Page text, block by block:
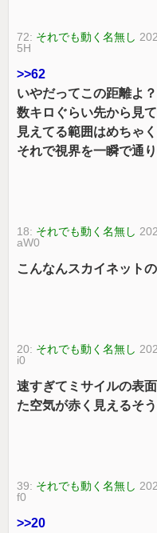
72: それでも動く名無し
5H
>>62
いやだってこの距離よ？
数キロぐらい先から見
見えてる範囲はめちゃ
それで視界を一瞬で通
18: それでも動く名無し
aW0
こんなんスカイネット
20: それでも動く名無し
i0
速すぎてミサイルの表
た空気が赤く見えるそ
39: それでも動く名無し
f0
>>20